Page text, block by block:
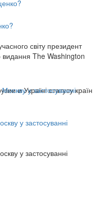
світу президент
видання The Washington
и Україні статусу країн
у застосуванні
у застосуванні